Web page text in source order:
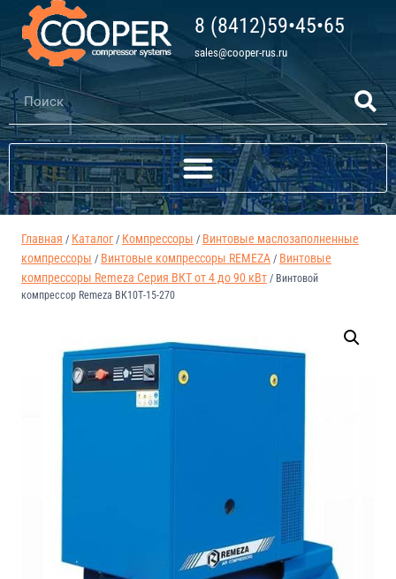
8 (8412)59•45•65
sales@cooper-rus.ru
Главная / Каталог / Компрессоры / Винтовые маслозаполненные
компрессоры / Винтовые компрессоры REMEZA / Винтовые
компрессоры Remeza Серия ВКТ от 4 до 90 кВт / Винтовой
компрессор Remeza ВК10Т-15-270